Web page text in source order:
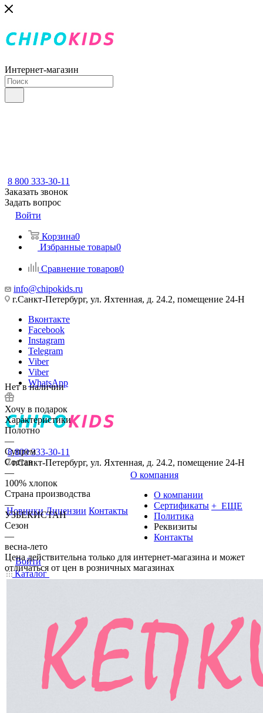
Интернет-магазин
8 800 333-30-11
Заказать звонок
Задать вопрос
Войти
Корзина0
Избранные товары0
Сравнение товаров0
info@chipokids.ru
г.Санкт-Петербург, ул. Яхтенная, д. 24.2, помещение 24-Н
Вконтакте
Facebook
Instagram
Telegram
Viber
Viber
WhatsApp
8 800 333-30-11
г.Санкт-Петербург, ул. Яхтенная, д. 24.2, помещение 24-Н
Новинки Лицензии Контакты
О компания
О компании
Сертификаты
Политика
Реквизиты
Контакты
+ ЕЩЕ
Войти
Каталог
Нет в наличии
Хочу в подарок
Характеристики
Полотно
—
Супрем
Состав
—
100% хлопок
Страна производства
—
УЗБЕКИСТАН
Сезон
—
весна-лето
Цена действительна только для интернет-магазина и может
отличаться от цен в розничных магазинах